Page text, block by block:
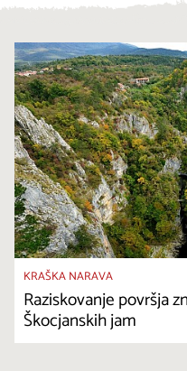
KRAŠKA NARAVA
Raziskovanje površja
Škocjanskih jam